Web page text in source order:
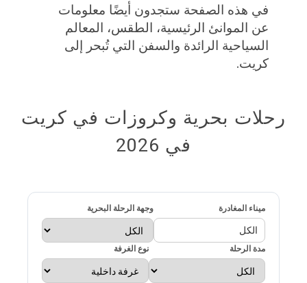
في هذه الصفحة ستجدون أيضًا معلومات
عن الموانئ الرئيسية، الطقس، المعالم
السياحية الرائدة والسفن التي تُبحر إلى
كريت.
رحلات بحرية وكروزات في كريت
في 2026
ميناء المغادرة
الكل
وجهة الرحلة البحرية
مدة الرحلة نوع الغرفة